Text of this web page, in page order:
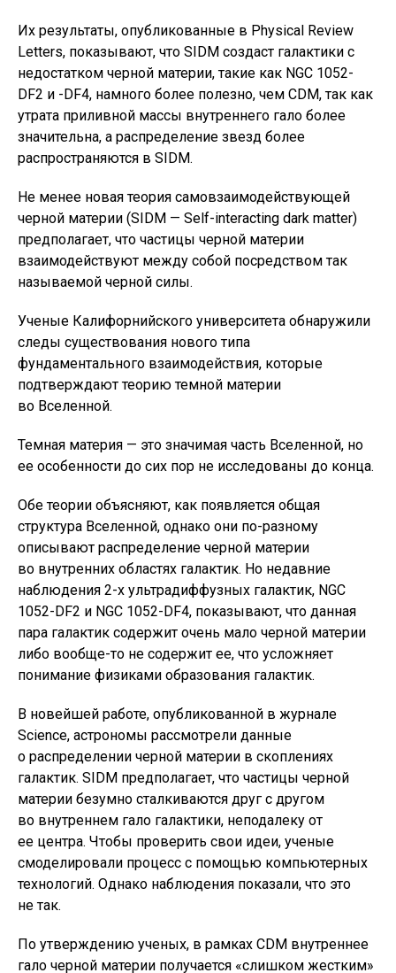
Их результаты, опубликованные в Physical Review
Letters, показывают, что SIDM создаст галактики с
недостатком черной материи, такие как NGC 1052-
DF2 и -DF4, намного более полезно, чем CDM, так как
утрата приливной массы внутреннего гало более
значительна, а распределение звезд более
распространяются в SIDM.
Не менее новая теория самовзаимодействующей
черной материи (SIDM — Self-interacting dark matter)
предполагает, что частицы черной материи
взаимодействуют между собой посредством так
называемой черной силы.
Ученые Калифорнийского университета обнаружили
следы существования нового типа
фундаментального взаимодействия, которые
подтверждают теорию темной материи
во Вселенной.
Темная материя — это значимая часть Вселенной, но
ее особенности до сих пор не исследованы до конца.
Обе теории объясняют, как появляется общая
структура Вселенной, однако они по-разному
описывают распределение черной материи
во внутренних областях галактик. Но недавние
наблюдения 2-х ультрадиффузных галактик, NGC
1052-DF2 и NGC 1052-DF4, показывают, что данная
пара галактик содержит очень мало черной материи
либо вообще-то не содержит ее, что усложняет
понимание физиками образования галактик.
В новейшей работе, опубликованной в журнале
Science, астрономы рассмотрели данные
о распределении черной материи в скоплениях
галактик. SIDM предполагает, что частицы черной
материи безумно сталкиваются друг с другом
во внутреннем гало галактики, неподалеку от
ее центра. Чтобы проверить свои идеи, ученые
смоделировали процесс с помощью компьютерных
технологий. Однако наблюдения показали, что это
не так.
По утверждению ученых, в рамках CDM внутреннее
гало черной материи получается «слишком жестким»